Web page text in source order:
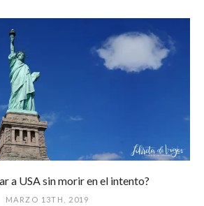
a USA sin morir en el intento?
MARZO 13TH, 2019